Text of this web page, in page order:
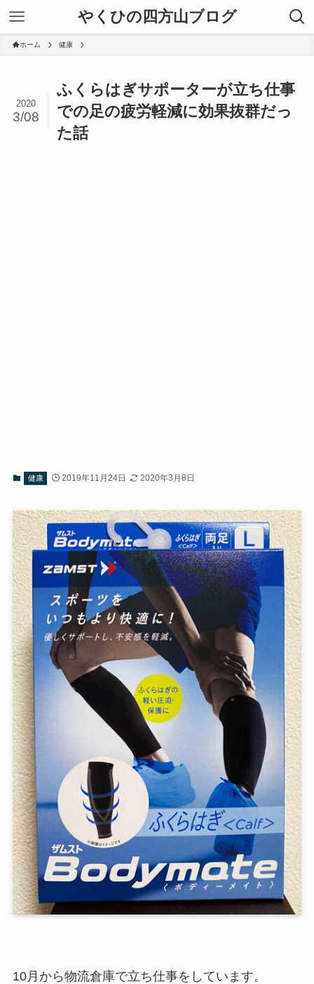
やくひの四方山ブログ
ホーム 健康
ふくらはぎサポーターが立ち仕事
での足の疲労軽減に効果抜群だっ
た話
2020
3/08
健康 2019年11月24日 2020年3月8日
10月から物流倉庫で立ち仕事をしています。